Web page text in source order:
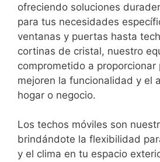
ofreciendo soluciones
para tus necesidades
ventanas y puertas hasta
cortinas de cristal, nuestro
comprometido a proporcionar
mejoren la funcionalidad y el
hogar o negocio.
Los techos móviles son
brindándote la flexibilidad
y el clima en tu espacio